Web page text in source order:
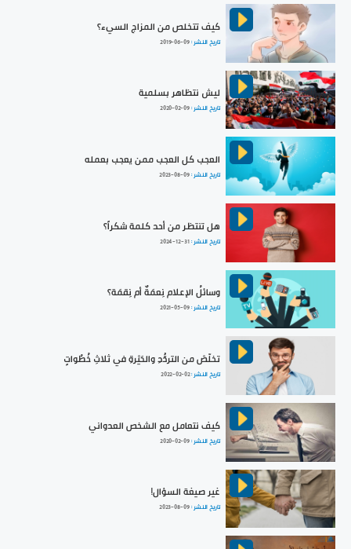
كيف تتخلص من المزاج السيء؟
تاريخ النشر :2019-06-09
ليش نتظاهر بسلمية
تاريخ النشر :2020-02-09
العجب كل العجب ممن يعجب بعمله
تاريخ النشر :2023-08-09
هل تنتظر من أحد كلمة شكراً؟
تاريخ النشر :2024-12-31
وسائلُ الإعلام نِعمَةٌ أم نِقمَة؟
تاريخ النشر :2021-05-09
تخلّصْ من التردُّدِ والحَيْرةِ في ثلاثِ خُطُواتٍ
تاريخ النشر :2022-02-02
كيف نتعامل مع الشخص العدواني
تاريخ النشر :2020-02-09
غير صيغة السؤال!
تاريخ النشر :2023-08-09